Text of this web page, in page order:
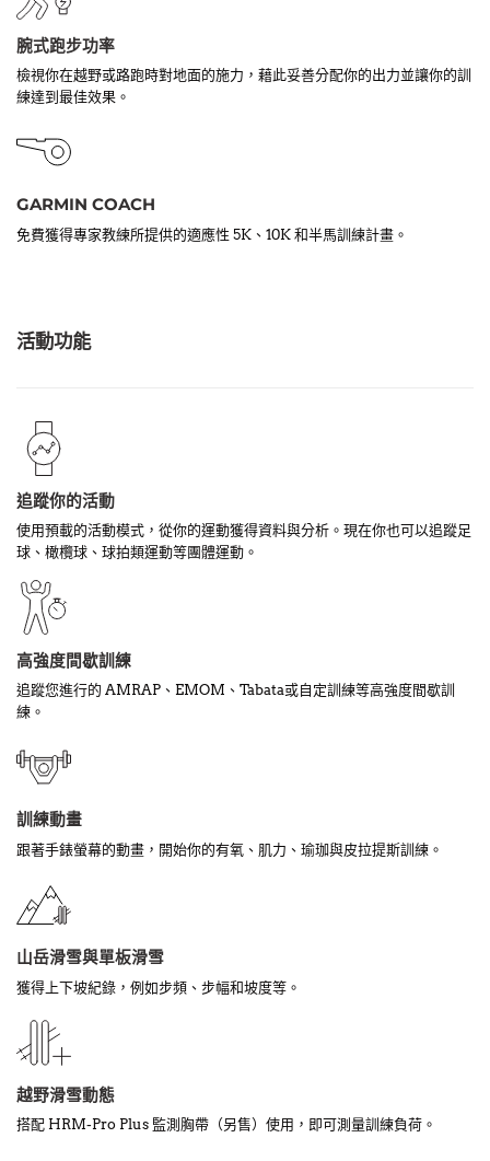
腕式跑步功率
檢視你在越野或路跑時對地面的施力，藉此妥善分配你的出力並讓你的訓
練達到最佳效果。
GARMIN COACH
免費獲得專家教練所提供的適應性 5K、10K 和半馬訓練計畫。
活動功能
追蹤你的活動
使用預載的活動模式，從你的運動獲得資料與分析。現在你也可以追蹤足
球、橄欖球、球拍類運動等團體運動。
高強度間歇訓練
追蹤您進行的 AMRAP、EMOM、Tabata或自定訓練等高強度間歇訓
練。
訓練動畫
跟著手錶螢幕的動畫，開始你的有氧、肌力、瑜珈與皮拉提斯訓練。
山岳滑雪與單板滑雪
獲得上下坡紀錄，例如步頻、步幅和坡度等。
越野滑雪動態
搭配 HRM-Pro Plus 監測胸帶（另售）使用，即可測量訓練負荷。